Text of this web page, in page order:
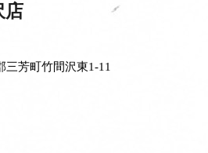
店
三芳町竹間沢東1-11